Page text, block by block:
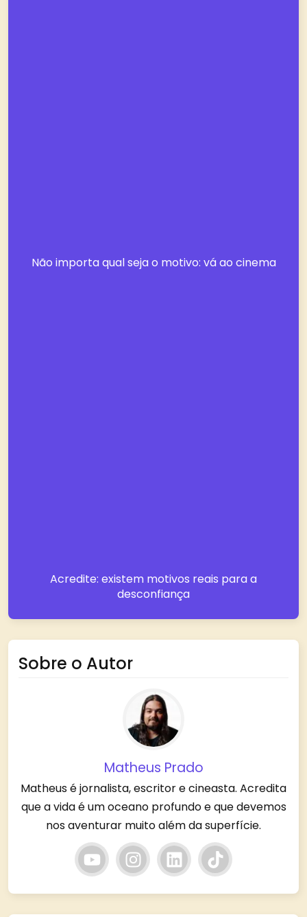
Não importa qual seja o motivo: vá ao cinema
Acredite: existem motivos reais para a
desconfiança
Sobre o Autor
Matheus Prado
Matheus é jornalista, escritor e cineasta. Acredita
que a vida é um oceano profundo e que devemos
nos aventurar muito além da superfície.